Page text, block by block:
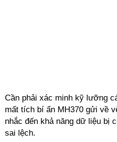
Cần phải xác minh kỹ lưỡng
mất tích bí ẩn MH370 gửi về
nhắc đến khả năng dữ liệu bị
sai lệch.